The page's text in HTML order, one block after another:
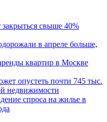
свыше 40%
в апреле больше,
квартир в Москве
опустеть почти 745 тыс.
недвижимости
спроса на жилье в